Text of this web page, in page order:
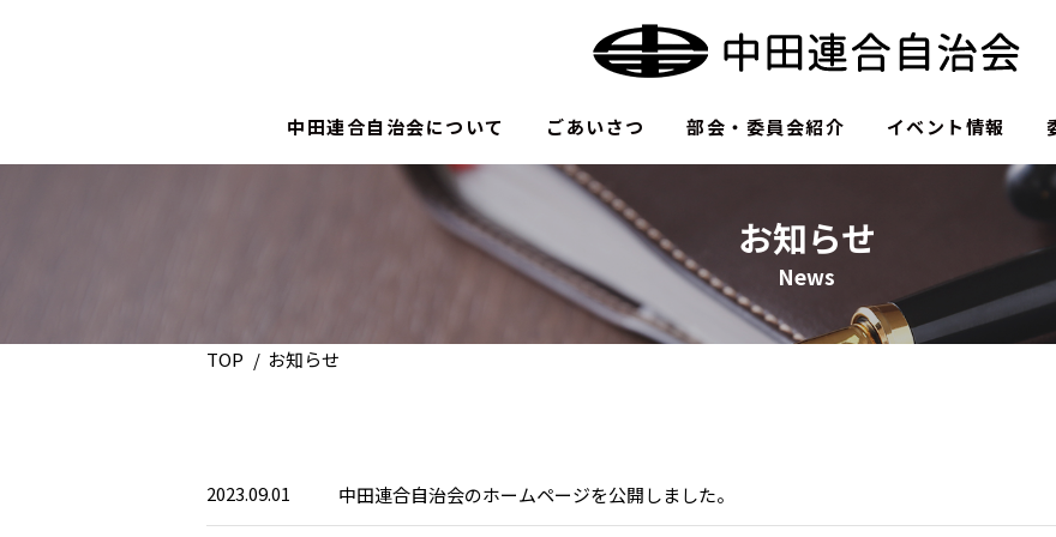
中田連合自治会について ごあいさつ 部会・委員会紹介 イベント情報
お知らせ
News
TOP お知らせ
2023.09.01 中田連合自治会のホームページを公開しました。